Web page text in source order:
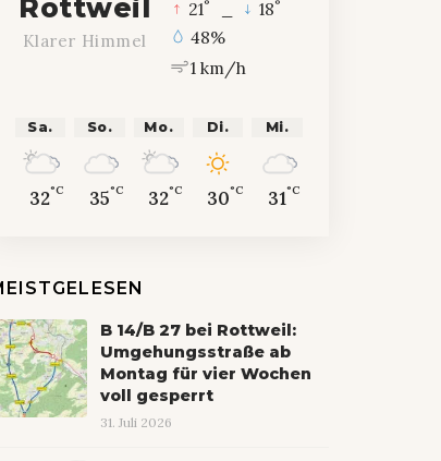
Rottweil
Klarer Himmel
21° 18°
48%
1 km/h
Sa.
32°C
So.
35°C
Mo.
32°C
Di.
30°C
Mi.
31°C
B 14/B 27 bei Rottweil:
Umgehungsstraße ab
Montag für vier Wochen
voll gesperrt
31. Juli 2026